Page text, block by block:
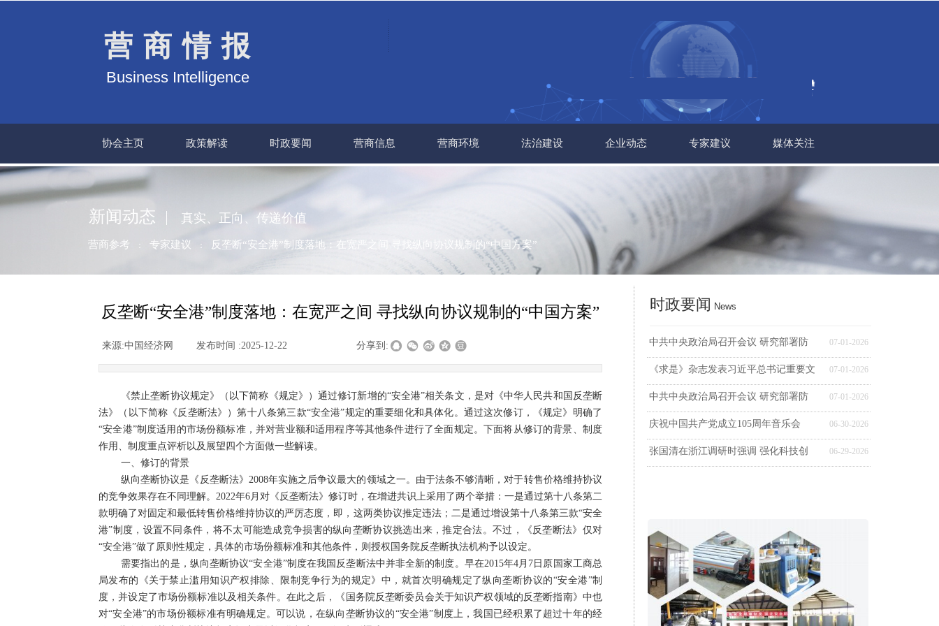
营商情报
Business Intelligence
协会主页 政策解读 时政要闻 营商信息 营商环境 法治建设 企业动态 专家建议 媒体关注
新闻动态 真实、正向、传递价值
营商参考 ： 专家建议 ： 反垄断“安全港”制度落地：在宽严之间 寻找纵向协议规制的“中国方案”
时政要闻 News
反垄断“安全港”制度落地：在宽严之间 寻找纵向协议规制的“中国方案”
来源:中国经济网 发布时间 :2025-12-22 分享到:
《禁止垄断协议规定》（以下简称《规定》）通过修订新增的“安全港”相关条文，是对《中华人民共和国反垄断
法》（以下简称《反垄断法》）第十八条第三款“安全港”规定的重要细化和具体化。通过这次修订，《规定》明确了
“安全港”制度适用的市场份额标准，并对营业额和适用程序等其他条件进行了全面规定。下面将从修订的背景、制度
作用、制度重点评析以及展望四个方面做一些解读。
一、修订的背景
纵向垄断协议是《反垄断法》2008年实施之后争议最大的领域之一。由于法条不够清晰，对于转售价格维持协议
的竞争效果存在不同理解。2022年6月对《反垄断法》修订时，在增进共识上采用了两个举措：一是通过第十八条第二
款明确了对固定和最低转售价格维持协议的严厉态度，即，这两类协议推定违法；二是通过增设第十八条第三款“安全
港”制度，设置不同条件，将不太可能造成竞争损害的纵向垄断协议挑选出来，推定合法。不过，《反垄断法》仅对
“安全港”做了原则性规定，具体的市场份额标准和其他条件，则授权国务院反垄断执法机构予以设定。
需要指出的是，纵向垄断协议“安全港”制度在我国反垄断法中并非全新的制度。早在2015年4月7日原国家工商总
局发布的《关于禁止滥用知识产权排除、限制竞争行为的规定》中，就首次明确规定了纵向垄断协议的“安全港”制
度，并设定了市场份额标准以及相关条件。在此之后，《国务院反垄断委员会关于知识产权领域的反垄断指南》中也
对“安全港”的市场份额标准有明确规定。可以说，在纵向垄断协议的“安全港”制度上，我国已经积累了超过十年的经
中共中央政治局召开会议 研究部署防 07-01-2026
《求是》杂志发表习近平总书记重要文 07-01-2026
中共中央政治局召开会议 研究部署防 07-01-2026
庆祝中国共产党成立105周年音乐会 06-30-2026
张国清在浙江调研时强调 强化科技创 06-29-2026